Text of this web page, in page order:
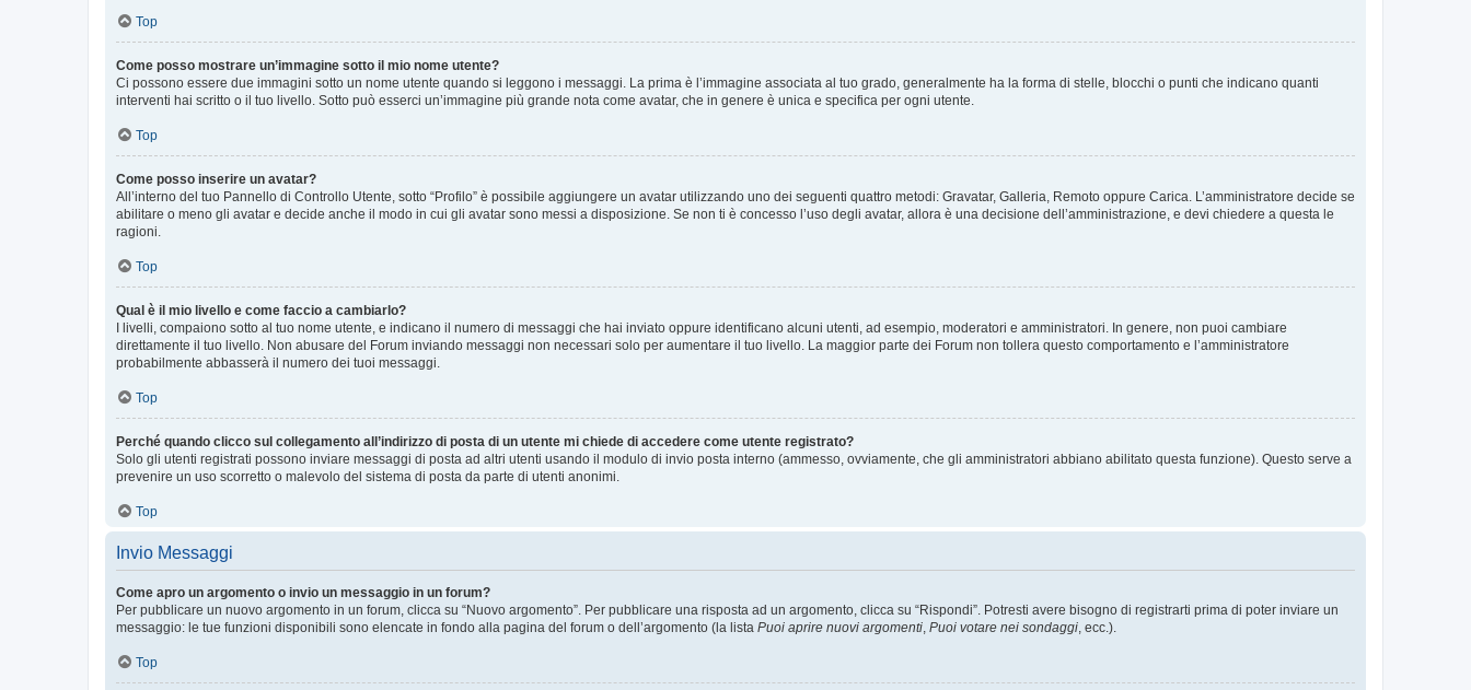
Top
Come posso mostrare un’immagine sotto il mio nome utente?
Ci possono essere due immagini sotto un nome utente quando si leggono i messaggi. La prima è l’immagine associata al tuo grado, generalmente ha la forma di stelle, blocchi o punti che indicano quanti
interventi hai scritto o il tuo livello. Sotto può esserci un’immagine più grande nota come avatar, che in genere è unica e specifica per ogni utente.
Top
Come posso inserire un avatar?
All’interno del tuo Pannello di Controllo Utente, sotto “Profilo” è possibile aggiungere un avatar utilizzando uno dei seguenti quattro metodi: Gravatar, Galleria, Remoto oppure Carica. L’amministratore decide se
abilitare o meno gli avatar e decide anche il modo in cui gli avatar sono messi a disposizione. Se non ti è concesso l’uso degli avatar, allora è una decisione dell’amministrazione, e devi chiedere a questa le
ragioni.
Top
Qual è il mio livello e come faccio a cambiarlo?
I livelli, compaiono sotto al tuo nome utente, e indicano il numero di messaggi che hai inviato oppure identificano alcuni utenti, ad esempio, moderatori e amministratori. In genere, non puoi cambiare
direttamente il tuo livello. Non abusare del Forum inviando messaggi non necessari solo per aumentare il tuo livello. La maggior parte dei Forum non tollera questo comportamento e l’amministratore
probabilmente abbasserà il numero dei tuoi messaggi.
Top
Perché quando clicco sul collegamento all’indirizzo di posta di un utente mi chiede di accedere come utente registrato?
Solo gli utenti registrati possono inviare messaggi di posta ad altri utenti usando il modulo di invio posta interno (ammesso, ovviamente, che gli amministratori abbiano abilitato questa funzione). Questo serve a
prevenire un uso scorretto o malevolo del sistema di posta da parte di utenti anonimi.
Top
Invio Messaggi
Come apro un argomento o invio un messaggio in un forum?
Per pubblicare un nuovo argomento in un forum, clicca su “Nuovo argomento”. Per pubblicare una risposta ad un argomento, clicca su “Rispondi”. Potresti avere bisogno di registrarti prima di poter inviare un
messaggio: le tue funzioni disponibili sono elencate in fondo alla pagina del forum o dell’argomento (la lista Puoi aprire nuovi argomenti, Puoi votare nei sondaggi, ecc.).
Top